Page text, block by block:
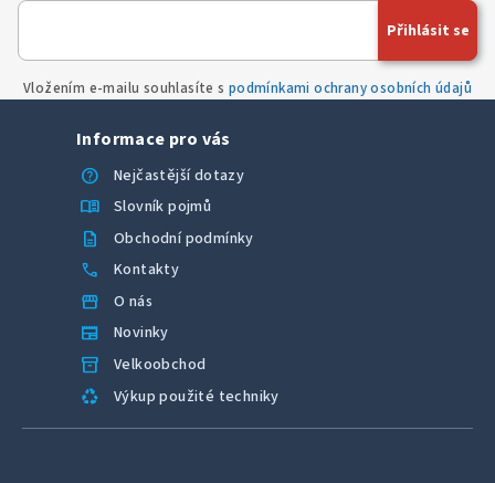
Vložením e-mailu souhlasíte s podmínkami ochrany osobních údajů
Přihlásit se
Informace pro vás
help
Nejčastější dotazy
menu_book Slovník pojmů
description Obchodní podmínky
call Kontakty
storefront O nás
newspaper Novinky
inventory_2 Velkoobchod
recycling Výkup použité techniky